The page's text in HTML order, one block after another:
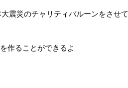
震災のチャリティバルーンをさせて
作ることができるよ